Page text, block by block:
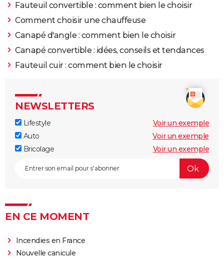
Fauteuil convertible : comment bien le choisir
Comment choisir une chauffeuse
Canapé d'angle : comment bien le choisir
Canapé convertible : idées, conseils et tendances
Fauteuil cuir : comment bien le choisir
NEWSLETTERS
Lifestyle
Voir un exemple
Auto
Voir un exemple
Bricolage
Voir un exemple
EN CE MOMENT
Incendies en France
Nouvelle canicule